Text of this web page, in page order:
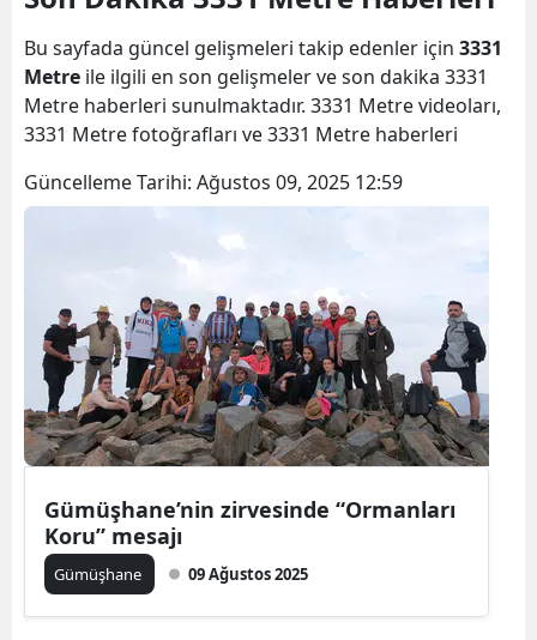
Bingöl
Bitlis
Bolu
Çanakkale
Çankırı
Çorum
Denizli
Diyarbakır
Edirne
Elazığ
Bu sayfada güncel gelişmeleri takip edenler için 3331
Metre ile ilgili en son gelişmeler ve son dakika 3331
Metre haberleri sunulmaktadır. 3331 Metre videoları,
3331 Metre fotoğrafları ve 3331 Metre haberleri
Güncelleme Tarihi: Ağustos 09, 2025 12:59
Gümüşhane’nin zirvesinde “Ormanları
Koru” mesajı
Gümüşhane 09 Ağustos 2025